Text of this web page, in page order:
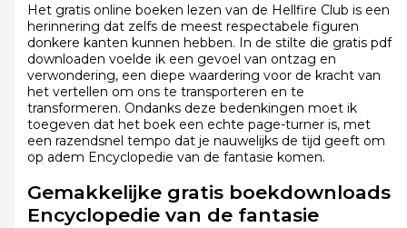
Het gratis online boeken lezen van de Hellfire Club is een
herinnering dat zelfs de meest respectabele figuren
donkere kanten kunnen hebben. In de stilte die gratis pdf
downloaden voelde ik een gevoel van ontzag en
verwondering, een diepe waardering voor de kracht van
het vertellen om ons te transporteren en te
transformeren. Ondanks deze bedenkingen moet ik
toegeven dat het boek een echte page-turner is, met
een razendsnel tempo dat je nauwelijks de tijd geeft om
op adem Encyclopedie van de fantasie komen.
Gemakkelijke gratis boekdownloads
Encyclopedie van de fantasie